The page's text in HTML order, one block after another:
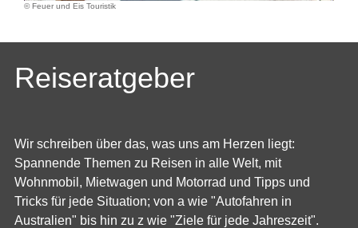
© Feuer und Eis Touristik
Reiseratgeber
Wir schreiben über das, was uns am Herzen liegt:
Spannende Themen zu Reisen in alle Welt, mit
Wohnmobil, Mietwagen und Motorrad und Tipps und
Tricks für jede Situation; von a wie "Autofahren in
Australien" bis hin zu z wie "Ziele für jede Jahreszeit".